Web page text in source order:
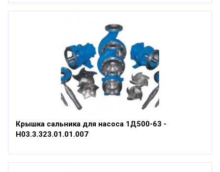
Крышка сальника для насоса 1Д500-63 -
Н03.3.323.01.01.007